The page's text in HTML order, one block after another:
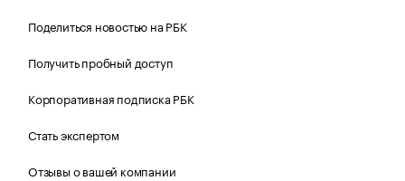
Поделиться новостью на РБК
Получить пробный доступ
Корпоративная подписка РБК
Стать экспертом
Отзывы о вашей компании